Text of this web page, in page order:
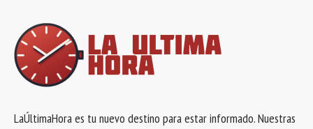
LaÚltimaHora es tu nuevo destino para estar informado. Nuestras